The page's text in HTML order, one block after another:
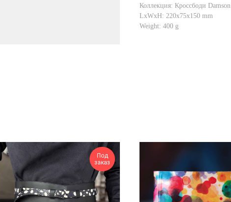
Коллекция: Кроссбоди Damson
LxWxH: 220x75x150 mm
Weight: 400 g
Под
заказ